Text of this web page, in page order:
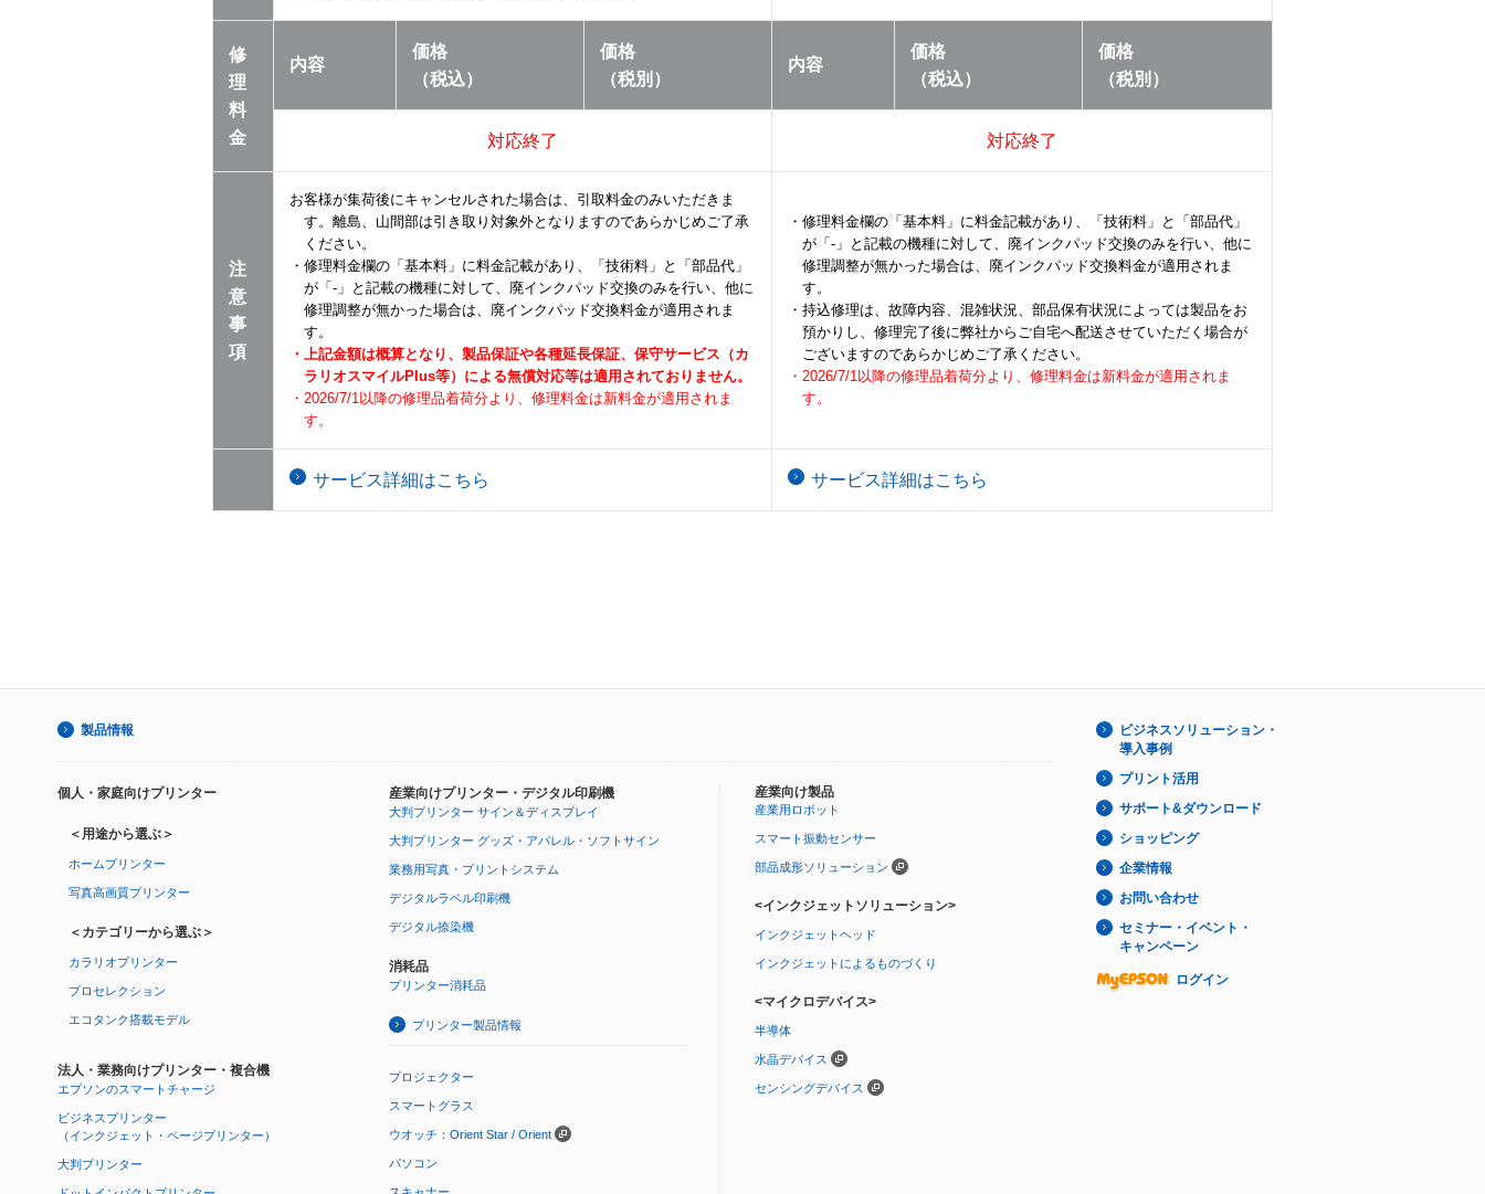
修
理
料
金
内容
価格
（税込）
価格
（税別）
内容
価格
（税込）
価格
（税別）
対応終了 対応終了
注
意
事
項
お客様が集荷後にキャンセルされた場合は、引取料金のみいただきま
す。離島、山間部は引き取り対象外となりますのであらかじめご了承
ください。
・修理料金欄の「基本料」に料金記載があり、「技術料」と「部品代」
が「-」と記載の機種に対して、廃インクパッド交換のみを行い、他に
修理調整が無かった場合は、廃インクパッド交換料金が適用されま
す。
・上記金額は概算となり、製品保証や各種延長保証、保守サービス（カ
ラリオスマイルPlus等）による無償対応等は適用されておりません。
・2026/7/1以降の修理品着荷分より、修理料金は新料金が適用されま
す。
・修理料金欄の「基本料」に料金記載があり、「技術料」と「部品代」
が「-」と記載の機種に対して、廃インクパッド交換のみを行い、他に
修理調整が無かった場合は、廃インクパッド交換料金が適用されま
す。
・持込修理は、故障内容、混雑状況、部品保有状況によっては製品をお
預かりし、修理完了後に弊社からご自宅へ配送させていただく場合が
ございますのであらかじめご了承ください。
・2026/7/1以降の修理品着荷分より、修理料金は新料金が適用されま
す。
サービス詳細はこちら サービス詳細はこちら
製品情報
個人・家庭向けプリンター
＜用途から選ぶ＞
ホームプリンター
写真高画質プリンター
＜カテゴリーから選ぶ＞
カラリオプリンター
プロセレクション
エコタンク搭載モデル
法人・業務向けプリンター・複合機
エプソンのスマートチャージ
ビジネスプリンター
（インクジェット・ページプリンター）
大判プリンター
産業向けプリンター・デジタル印刷機
大判プリンター サイン＆ディスプレイ
大判プリンター グッズ・アパレル・ソフトサイン
業務用写真・プリントシステム
デジタルラベル印刷機
デジタル捺染機
消耗品
プリンター消耗品
プリンター製品情報
プロジェクター
スマートグラス
ウオッチ：Orient Star / Orient
パソコン
産業向け製品
産業用ロボット
スマート振動センサー
部品成形ソリューション
<インクジェットソリューション>
インクジェットヘッド
インクジェットによるものづくり
<マイクロデバイス>
半導体
水晶デバイス
センシングデバイス
ビジネスソリューション・
導入事例
プリント活用
サポート&ダウンロード
ショッピング
企業情報
お問い合わせ
セミナー・イベント・
キャンペーン
ログイン